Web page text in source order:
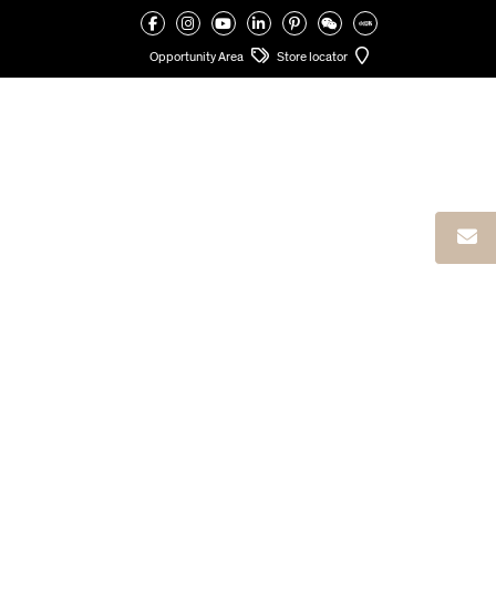
Opportunity Area Store locator
CHERRY ORCHARD